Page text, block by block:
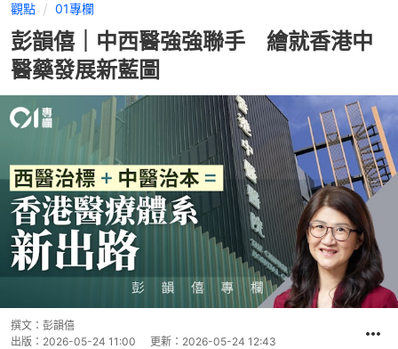
觀點 01專欄
彭韻僖｜中西醫強強聯手 繪就香港中
醫藥發展新藍圖
撰文： 彭韻僖
出版： 2026-05-24 11:00 更新： 2026-05-24 12:43